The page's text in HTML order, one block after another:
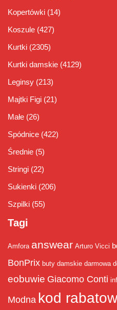
Kopertówki (14)
Koszule (427)
Kurtki (2305)
Kurtki damskie (4129)
Leginsy (213)
Majtki Figi (21)
Małe (26)
Spódnice (422)
Średnie (5)
Stringi (22)
Sukienki (206)
Szpilki (55)
Tagi
Amfora answear Arturo Vicci
BonPrix buty damskie darmowa
eobuwie Giacomo Conti
Modna kod